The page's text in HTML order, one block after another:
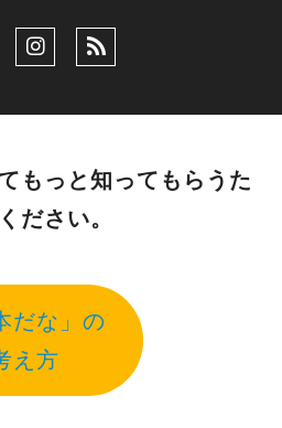
もっと知ってもらうた
ださい。
だな」の
え方